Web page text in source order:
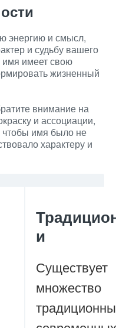
энергию и смысл,
и судьбу вашего
имя имеет свою
жизненный
внимание на
и ассоциации,
имя было не
характеру и
и
Существует
множество